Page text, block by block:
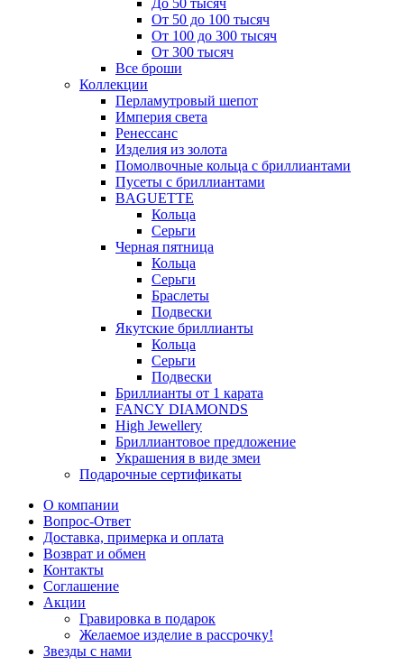
До 50 тысяч
От 50 до 100 тысяч
От 100 до 300 тысяч
От 300 тысяч
Все броши
Коллекции
Перламутровый шепот
Империя света
Ренессанс
Изделия из золота
Помолвочные кольца с бриллиантами
Пусеты с бриллиантами
BAGUETTE
Кольца
Серьги
Черная пятница
Кольца
Серьги
Браслеты
Подвески
Якутские бриллианты
Кольца
Серьги
Подвески
Бриллианты от 1 карата
FANCY DIAMONDS
High Jewellery
Бриллиантовое предложение
Украшения в виде змеи
Подарочные сертификаты
О компании
Вопрос-Ответ
Доставка, примерка и оплата
Возврат и обмен
Контакты
Соглашение
Акции
Гравировка в подарок
Желаемое изделие в рассрочку!
Звезды с нами